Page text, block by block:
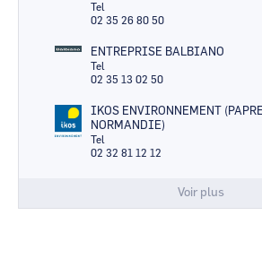
Tel
02 35 26 80 50
ENTREPRISE BALBIANO
Tel
02 35 13 02 50
IKOS ENVIRONNEMENT
NORMANDIE)
Tel
02 32 81 12 12
Voir plus